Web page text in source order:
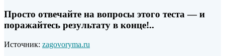
Просто отвечайте на вопросы этого теста — и
поражайтесь результату в конце!..
Источник: zagovoryma.ru